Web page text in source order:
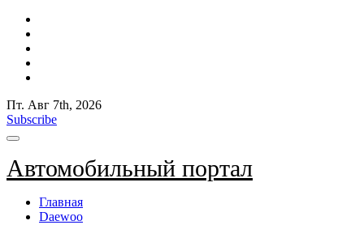
Пт. Авг 7th, 2026
Subscribe
Автомобильный портал
Главная
Daewoo